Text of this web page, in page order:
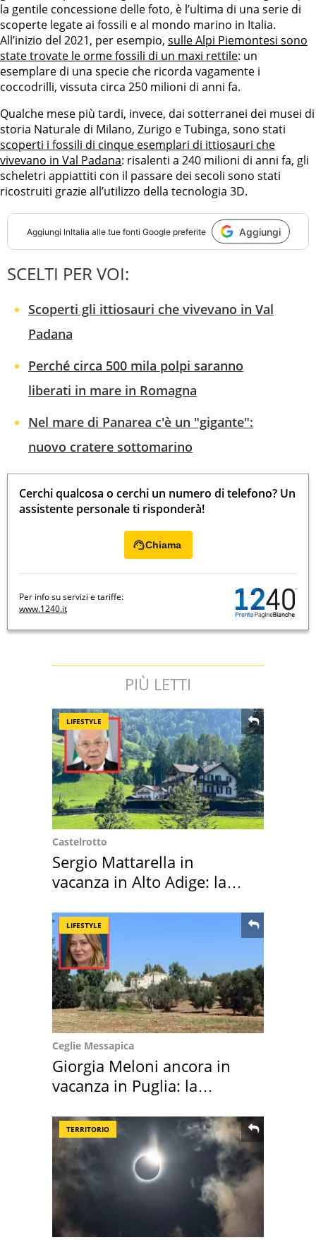
la gentile concessione delle foto, è l’ultima di una serie di
scoperte legate ai fossili e al mondo marino in Italia.
All’inizio del 2021, per esempio, sulle Alpi Piemontesi sono
state trovate le orme fossili di un maxi rettile: un
esemplare di una specie che ricorda vagamente i
coccodrilli, vissuta circa 250 milioni di anni fa.
Qualche mese più tardi, invece, dai sotterranei dei musei di
storia Naturale di Milano, Zurigo e Tubinga, sono stati
scoperti i fossili di cinque esemplari di ittiosauri che
vivevano in Val Padana: risalenti a 240 milioni di anni fa, gli
scheletri appiattiti con il passare dei secoli sono stati
ricostruiti grazie all’utilizzo della tecnologia 3D.
Aggiungi InItalia alle tue fonti Google preferite Aggiungi
SCELTI PER VOI:
Scoperti gli ittiosauri che vivevano in Val
Padana
Perché circa 500 mila polpi saranno
liberati in mare in Romagna
Nel mare di Panarea c'è un "gigante":
nuovo cratere sottomarino
Cerchi qualcosa o cerchi un numero di telefono? Un
assistente personale ti risponderà!
Chiama
Per info su servizi e tariffe:
www.1240.it
PIÙ LETTI
LIFESTYLE
Castelrotto
Sergio Mattarella in
vacanza in Alto Adige: la
LIFESTYLE
Ceglie Messapica
Giorgia Meloni ancora in
vacanza in Puglia: la
TERRITORIO